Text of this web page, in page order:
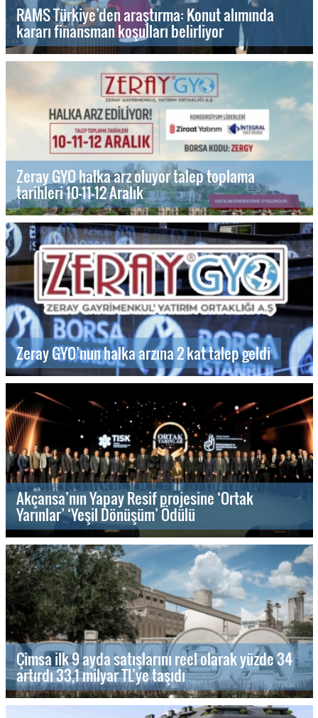
RAMS Türkiye’den araştırma: Konut alımında
kararı finansman koşulları belirliyor
Zeray GYO halka arz oluyor talep toplama
tarihleri 10-11-12 Aralık
Zeray GYO’nun halka arzına 2 kat talep geldi
Akçansa’nın Yapay Resif projesine ‘Ortak
Yarınlar’ ‘Yeşil Dönüşüm’ Ödülü
Çimsa ilk 9 ayda satışlarını reel olarak yüzde 34
artırdı 33,1 milyar TL’ye taşıdı